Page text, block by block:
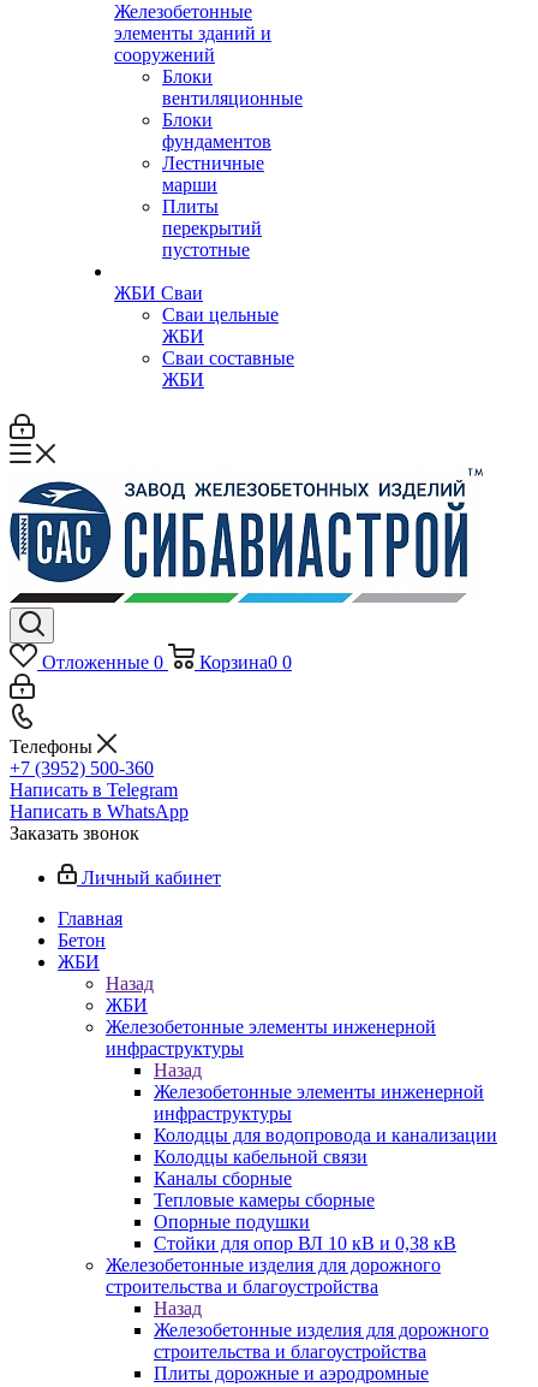
Железобетонные
элементы зданий и
сооружений
Блоки
вентиляционные
Блоки
фундаментов
Лестничные
марши
Плиты
перекрытий
пустотные
ЖБИ Сваи
Сваи цельные
ЖБИ
Сваи составные
ЖБИ
Отложенные 0 Корзина0 0
Телефоны
+7 (3952) 500-360
Написать в Telegram
Написать в WhatsApp
Заказать звонок
Личный кабинет
Главная
Бетон
ЖБИ
Назад
ЖБИ
Железобетонные элементы инженерной
инфраструктуры
Назад
Железобетонные элементы инженерной
инфраструктуры
Колодцы для водопровода и канализации
Колодцы кабельной связи
Каналы сборные
Тепловые камеры сборные
Опорные подушки
Стойки для опор ВЛ 10 кВ и 0,38 кВ
Железобетонные изделия для дорожного
строительства и благоустройства
Назад
Железобетонные изделия для дорожного
строительства и благоустройства
Плиты дорожные и аэродромные